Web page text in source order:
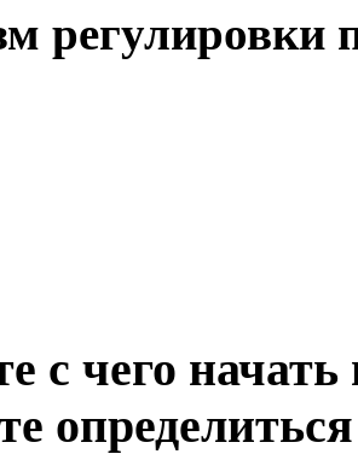
регулировки
с чего